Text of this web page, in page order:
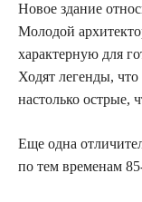
Новое здание
Молодой
характерную для
Ходят легенды,
настолько острые,
Еще одна
по тем временам